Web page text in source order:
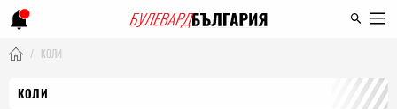
КОЛИ
КОЛИ